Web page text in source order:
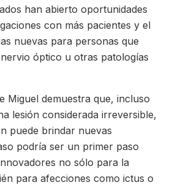
han abierto oportunidades
con más pacientes y el
nuevas para personas que
óptico u otras patologías
Miguel demuestra que, incluso
lesión considerada irreversible,
puede brindar nuevas
podría ser un primer paso
no sólo para la
para afecciones como ictus o